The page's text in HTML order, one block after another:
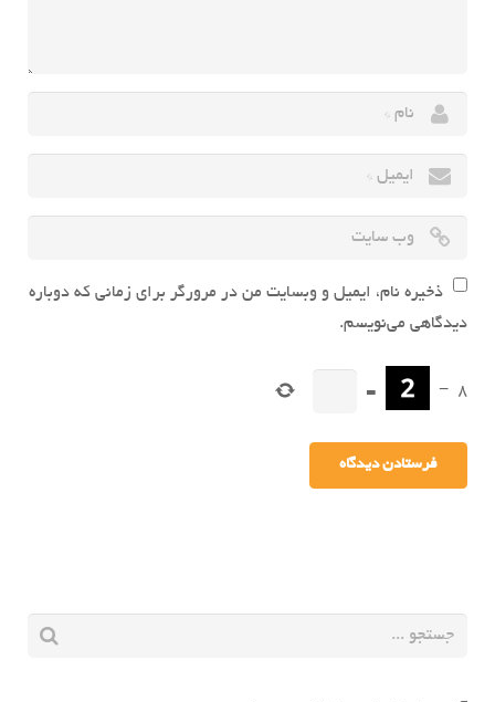
ذخیره نام، ایمیل و وبسایت من در مرورگر برای زمانی که دوباره
دیدگاهی می‌نویسم.
8
−
=